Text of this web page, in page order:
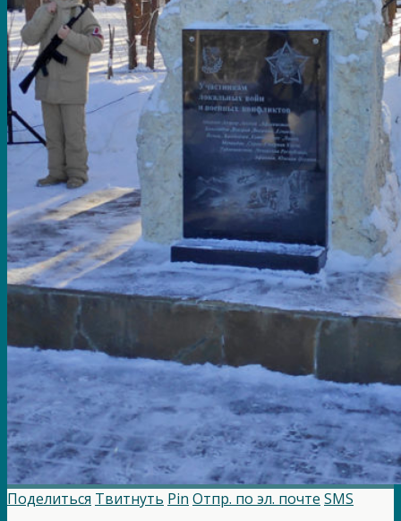
Поделиться Твитнуть Pin Отпр. по эл. почте SMS